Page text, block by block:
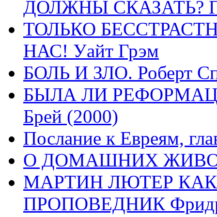
ДОЛЖНЫ СКАЗАТЬ?
ТОЛЬКО
НАС! Уайт Грэм
БОЛЬ И ЗЛО. Роберт
БЫЛА ЛИ
Брей (2000)
Послание к Евреям,
О ДОМАШНИХ
МАРТИН ЛЮТЕР
ПРОПОВЕДНИК